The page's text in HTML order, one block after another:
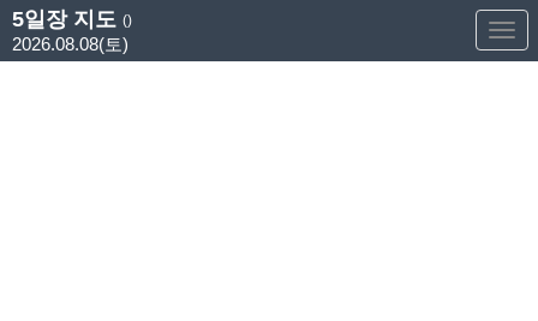
5일장 지도 ()
2026.08.08(토)